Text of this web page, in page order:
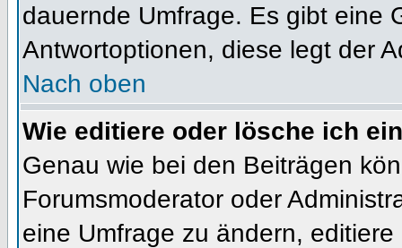
dauernde Umfrage. Es gibt eine
Antwortoptionen, diese legt der
Nach oben
Wie editiere oder lösche ich
Genau wie bei den Beiträgen
Forumsmoderator oder
eine Umfrage zu ändern,